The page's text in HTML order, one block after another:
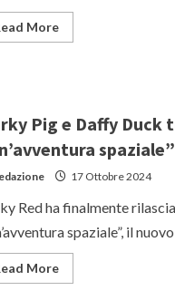
MoreRead
more
del
(e
film
fratelli
Russo
con
Millie
Bobby
Brown
Pig e Daffy Duck
spaziale”
17 Ottobre 2024
Red ha finalmente
spaziale”, il
MoreRead
more